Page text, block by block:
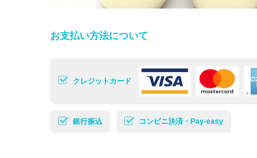
お支払い方法について
クレジットカード
銀行振込 コンビニ決済・Pay-easy